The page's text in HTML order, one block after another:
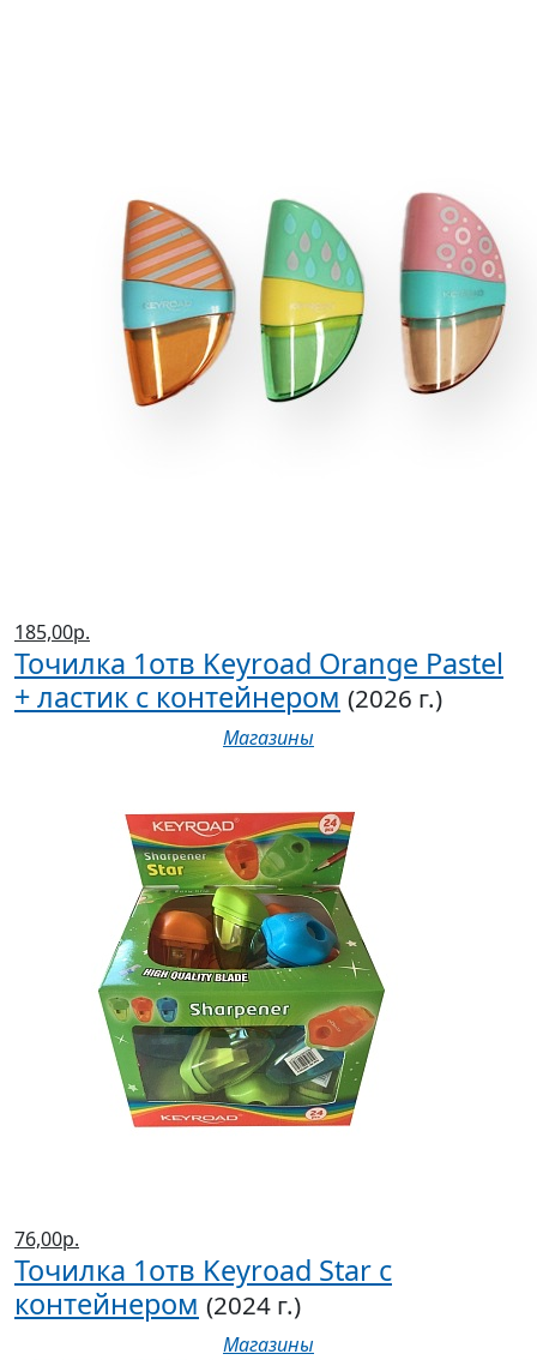
185,00р.
Точилка 1отв Keyroad Orange Pastel
+ ластик с контейнером (2026 г.)
Магазины
76,00р.
Точилка 1отв Keyroad Star с
контейнером (2024 г.)
Магазины